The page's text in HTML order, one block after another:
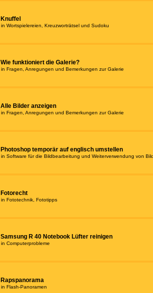
Knuffel
in Wortspielereien, Kreuzworträtsel und Sudoku
Wie funktioniert die Galerie?
in Fragen, Anregungen und Bemerkungen zur Galerie
Alle Bilder anzeigen
in Fragen, Anregungen und Bemerkungen zur Galerie
Photoshop temporär auf englisch umstellen
in Software für die Bildbearbeitung und Weiterverwendung von
Fotorecht
in Fototechnik, Fototipps
Samsung R 40 Notebook Lüfter reinigen
in Computerprobleme
Rapspanorama
in Flash-Panoramen